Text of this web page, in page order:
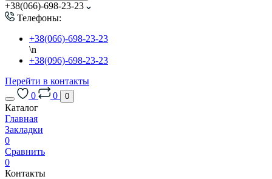
+38(066)-698-23-23
Телефоны:
+38(066)-698-23-23
\n
+38(096)-698-23-23
Перейти в контакты
0
0 0
Каталог
Главная
Закладки
0
Сравнить
0
Контакты